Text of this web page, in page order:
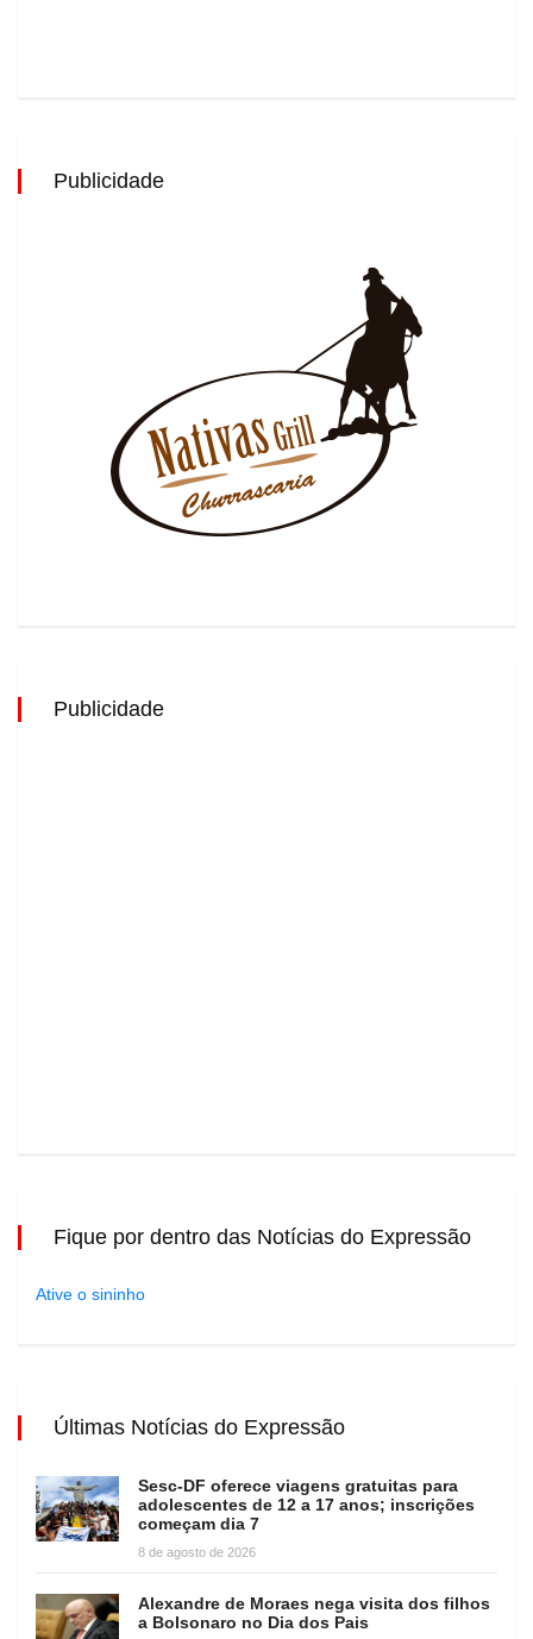
Publicidade
Publicidade
Fique por dentro das Notícias do Expressão
Ative o sininho
Últimas Notícias do Expressão
Sesc-DF oferece viagens gratuitas para
adolescentes de 12 a 17 anos; inscrições
começam dia 7
8 de agosto de 2026
Alexandre de Moraes nega visita dos filhos
a Bolsonaro no Dia dos Pais